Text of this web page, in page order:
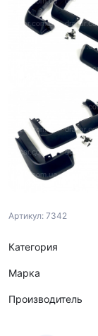
Артикул: 7342
Категория
Марка
Производитель